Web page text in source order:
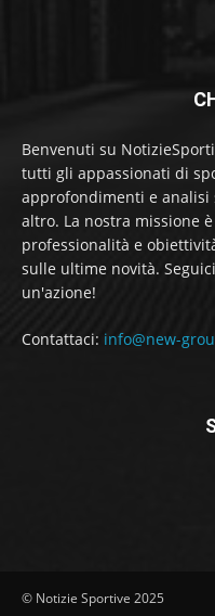
Benvenuti su
tutti gli appassionati di
approfondimenti e analisi
altro. La nostra missione
professionalità e
sulle ultime novità.
un'azione!
Contattaci: info@new-
© Notizie Sportive 2025